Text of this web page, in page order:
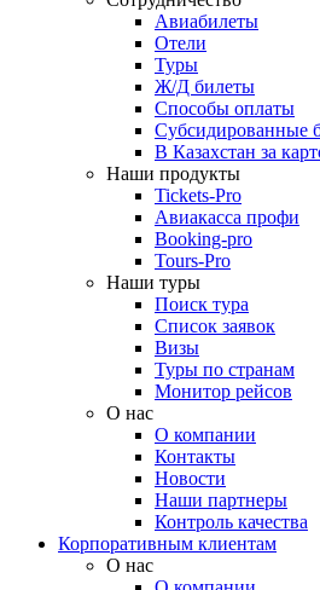
Авиабилеты
Отели
Туры
Ж/Д билеты
Способы оплаты
Субсидированные
В Казахстан за
Наши продукты
Tickets-Pro
Авиакасса профи
Booking-pro
Tours-Pro
Наши туры
Поиск тура
Список заявок
Визы
Туры по странам
Монитор рейсов
О нас
О компании
Контакты
Новости
Наши партнеры
Контроль качества
Корпоративным клиентам
О нас